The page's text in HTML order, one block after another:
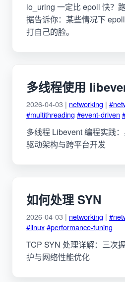
io_uring 一定比 epoll 快？
据告诉你：某些情况下
打自己的脸。
多线程使用
2026-04-03 | networking |
#multithreading #event-driven
多线程 Libevent 编程实践
驱动架构与跨平台开发
如何处理 SYN
2026-04-03 | networking |
#linux#performance-tuning
TCP SYN 处理详解：三次
护与网络性能优化